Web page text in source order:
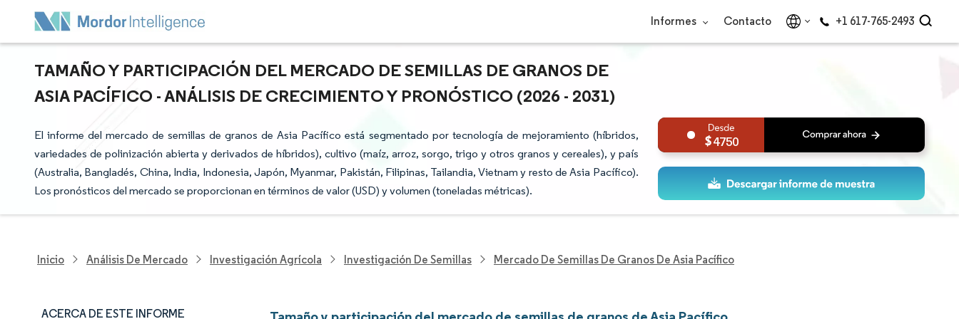
Informes Contacto +1 617-765-2493
TAMAÑO Y PARTICIPACIÓN DEL MERCADO DE SEMILLAS DE GRANOS DE
ASIA PACÍFICO - ANÁLISIS DE CRECIMIENTO Y PRONÓSTICO (2026 - 2031)
El informe del mercado de semillas de granos de Asia Pacífico está segmentado por tecnología de mejoramiento (híbridos,
variedades de polinización abierta y derivados de híbridos), cultivo (maíz, arroz, sorgo, trigo y otros granos y cereales), y país
(Australia, Bangladés, China, India, Indonesia, Japón, Myanmar, Pakistán, Filipinas, Tailandia, Vietnam y resto de Asia Pacífico).
Los pronósticos del mercado se proporcionan en términos de valor (USD) y volumen (toneladas métricas).
4750
Inicio Análisis De Mercado Investigación Agrícola Investigación De Semillas Mercado De Semillas De Granos De Asia Pacífico
ACERCA DE ESTE INFORME